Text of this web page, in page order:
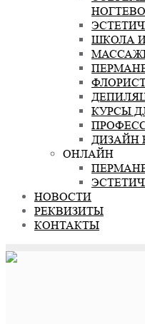
ШКОЛА
КУРСЫ
ДИЗАЙН
ОНЛАЙН
НОВОСТИ
РЕКВИЗИТЫ
КОНТАКТЫ